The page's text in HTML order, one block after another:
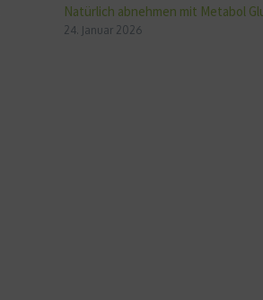
Natürlich abnehmen mit Metabol
24. Januar 2026